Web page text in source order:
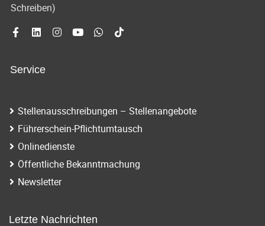
Schreiben)
Service
Stellenausschreibungen – Stellenangebote
Führerschein-Pflichtumtausch
Onlinedienste
Öffentliche Bekanntmachung
Newsletter
Letzte Nachrichten